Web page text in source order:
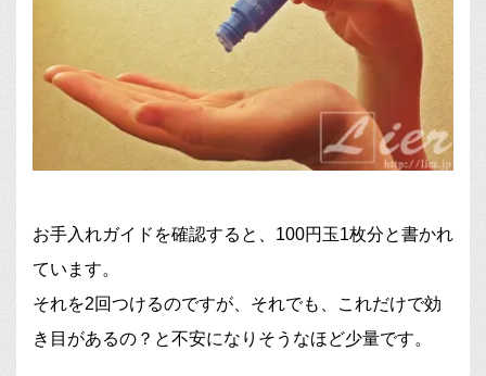
お手入れガイドを確認すると、100円玉1枚分と書かれ
ています。
それを2回つけるのですが、それでも、これだけで効
き目があるの？と不安になりそうなほど少量です。